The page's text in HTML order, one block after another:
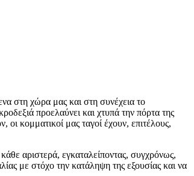
στη χώρα μας και στη συνέχεια το
προελαύνει και χτυπά την πόρτα της
κομματικοί μας ταγοί έχουν, επιτέλους,
αριστερά, εγκαταλείποντας, συγχρόνως,
με στόχο την κατάληψη της εξουσίας και να